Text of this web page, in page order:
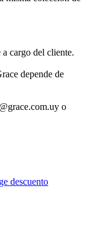
cargo del cliente.
depende de
o